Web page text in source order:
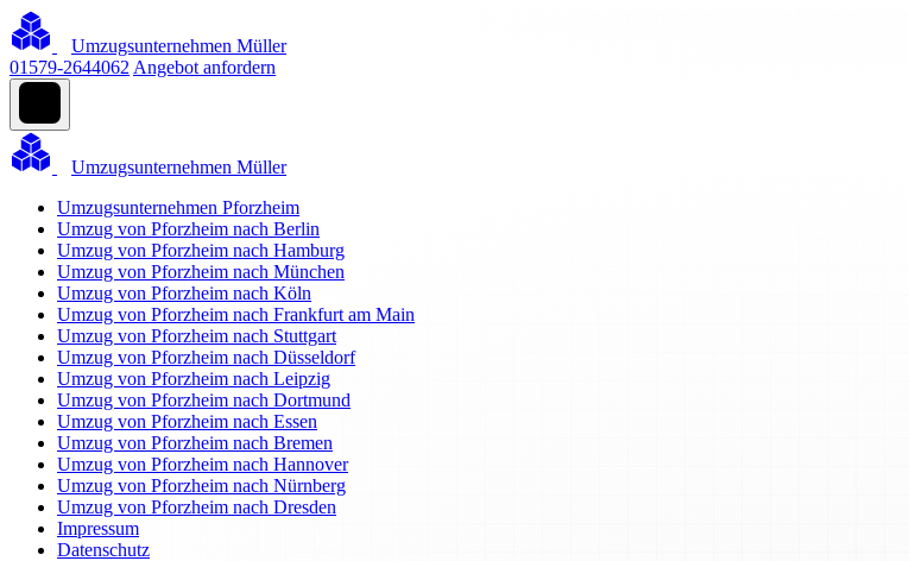
Umzugsunternehmen Müller
01579-2644062 Angebot anfordern
Umzugsunternehmen Müller
Umzugsunternehmen Pforzheim
Umzug von Pforzheim nach Berlin
Umzug von Pforzheim nach Hamburg
Umzug von Pforzheim nach München
Umzug von Pforzheim nach Köln
Umzug von Pforzheim nach Frankfurt am Main
Umzug von Pforzheim nach Stuttgart
Umzug von Pforzheim nach Düsseldorf
Umzug von Pforzheim nach Leipzig
Umzug von Pforzheim nach Dortmund
Umzug von Pforzheim nach Essen
Umzug von Pforzheim nach Bremen
Umzug von Pforzheim nach Hannover
Umzug von Pforzheim nach Nürnberg
Umzug von Pforzheim nach Dresden
Impressum
Datenschutz